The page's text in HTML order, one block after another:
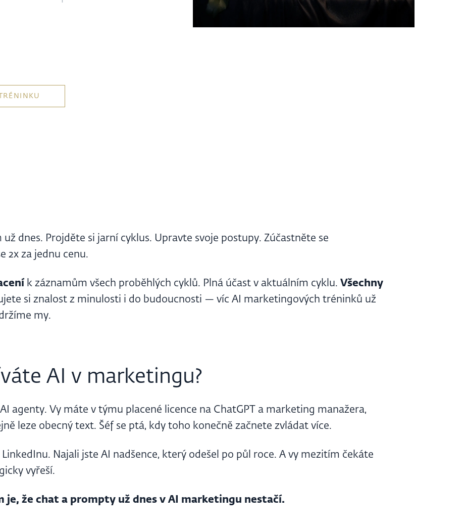
dnes. Projděte si jarní cyklus. Upravte svoje postupy. Zúčastněte se
2x za jednu cenu.
k záznamům všech proběhlých cyklů. Plná účast v aktuálním cyklu. Všechny
si znalost z minulosti i do budoucnosti — víc AI marketingových tréninků už
my.
AI v marketingu?
agenty. Vy máte v týmu placené licence na ChatGPT a marketing manažera,
leze obecný text. Šéf se ptá, kdy toho konečně začnete zvládat více.
Najali jste AI nadšence, který odešel po půl roce. A vy mezitím čekáte
vyřeší.
je, že chat a prompty už dnes v AI marketingu nestačí.